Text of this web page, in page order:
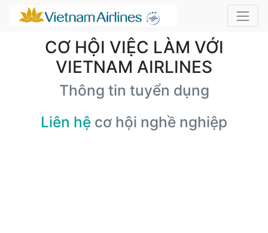
CƠ HỘI VIỆC LÀM VỚI
VIETNAM AIRLINES
Thông tin tuyển dụng
Liên hệ cơ hội nghề nghiệp